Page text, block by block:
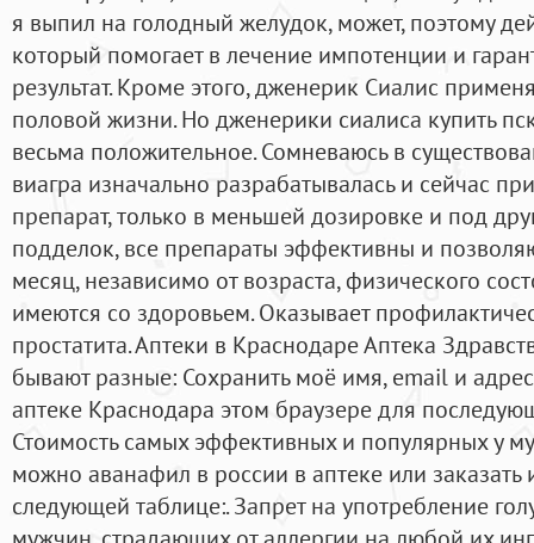
я выпил на голодный желудок, может, поэтому
который помогает в лечение импотенции и
результат. Кроме этого, дженерик Сиалис
половой жизни. Но дженерики сиалиса купить
весьма положительное. Сомневаюсь в
виагра изначально разрабатывалась и сейчас
препарат, только в меньшей дозировке и под
подделок, все препараты эффективны и
месяц, независимо от возраста, физического
имеются со здоровьем. Оказывает
простатита. Аптеки в Краснодаре Аптека
бывают разные: Сохранить моё имя, email и адрес
аптеке Краснодара этом браузере для
Стоимость самых эффективных и популярных у
можно аванафил в россии в аптеке или заказать
следующей таблице:. Запрет на употребление